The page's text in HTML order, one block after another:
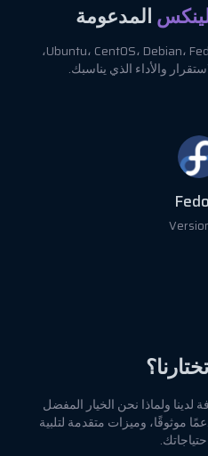
المدعومة
اختر من بين Ubuntu، CentOS، Debian، Fedora، AlmaLinux،
ولماذا نحن الخيار المفضل
موثوقًا، وميزات متقدمة لتلبية